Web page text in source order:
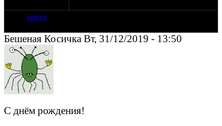
войти
Бешеная Косичка Вт, 31/12/2019 - 13:50
С днём рождения!